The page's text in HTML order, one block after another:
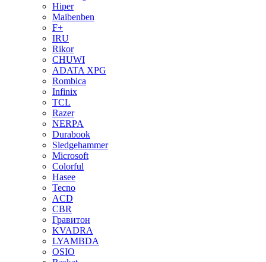
Hiper
Maibenben
F+
IRU
Rikor
CHUWI
ADATA XPG
Rombica
Infinix
TCL
Razer
NERPA
Durabook
Sledgehammer
Microsoft
Colorful
Hasee
Tecno
ACD
CBR
Гравитон
KVADRA
LYAMBDA
OSIO